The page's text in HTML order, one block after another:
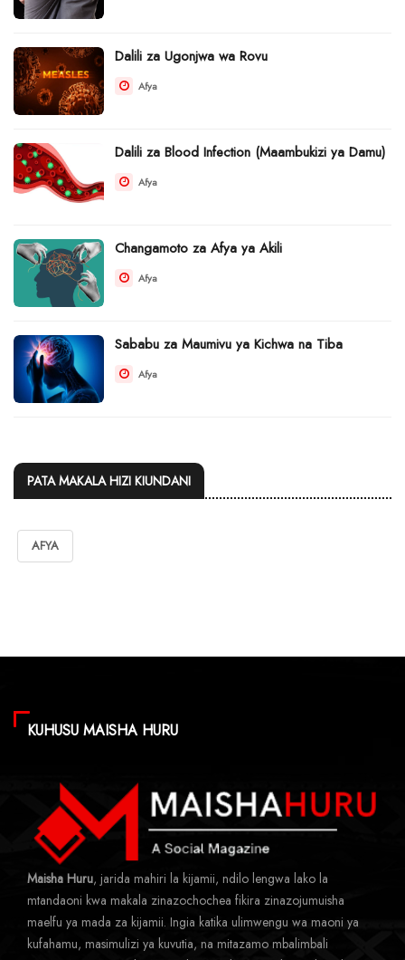
Dalili za Ugonjwa wa Rovu
Afya
Dalili za Blood Infection (Maambukizi ya Damu)
Afya
Changamoto za Afya ya Akili
Afya
Sababu za Maumivu ya Kichwa na Tiba
Afya
PATA MAKALA HIZI KIUNDANI
AFYA
KUHUSU MAISHA HURU
Maisha Huru, jarida mahiri la kijamii, ndilo lengwa lako la
mtandaoni kwa makala zinazochochea fikira zinazojumuisha
maelfu ya mada za kijamii. Ingia katika ulimwengu wa maoni ya
kufahamu, masimulizi ya kuvutia, na mitazamo mbalimbali